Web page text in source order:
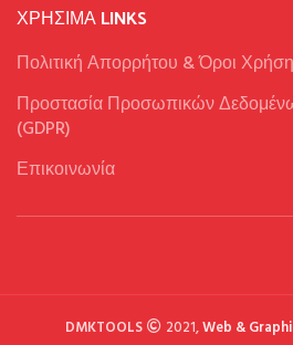
ΧΡΉΣΙΜΑ LINKS
Πολιτική Απορρήτου & Όροι
Προστασία Προσωπικών
(GDPR)
Επικοινωνία
DMKTOOLS 2021,Web &